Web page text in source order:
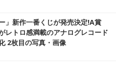
」新作一番くじが発売決定!A賞
レトロ感満載のアナログレコード
2枚目の写真・画像